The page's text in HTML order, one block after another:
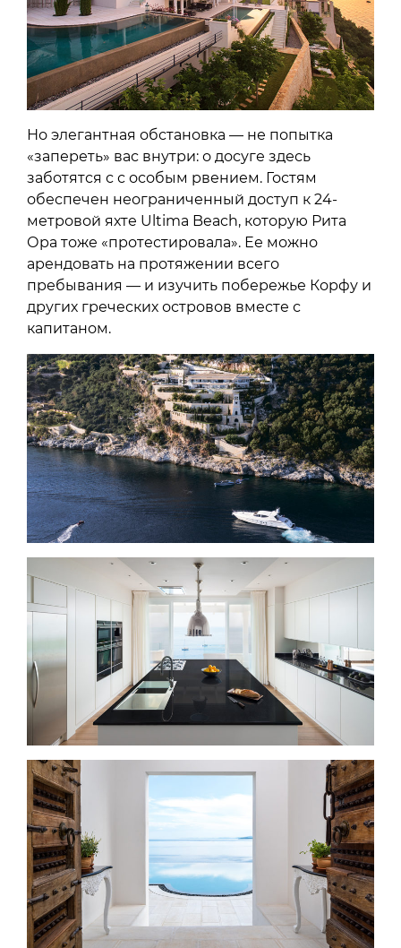
Но элегантная обстановка — не попытка
«запереть» вас внутри: о досуге здесь
заботятся с с особым рвением. Гостям
обеспечен неограниченный доступ к 24-
метровой яхте Ultima Beach, которую Рита
Ора тоже «протестировала». Ее можно
арендовать на протяжении всего
пребывания — и изучить побережье Корфу и
других греческих островов вместе с
капитаном.